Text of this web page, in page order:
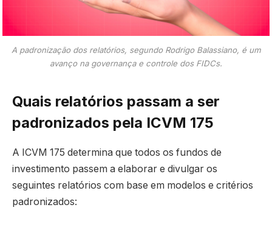
A padronização dos relatórios, segundo Rodrigo Balassiano, é um
avanço na governança e controle dos FIDCs.
Quais relatórios passam a ser
padronizados pela ICVM 175
A ICVM 175 determina que todos os fundos de
investimento passem a elaborar e divulgar os
seguintes relatórios com base em modelos e critérios
padronizados: